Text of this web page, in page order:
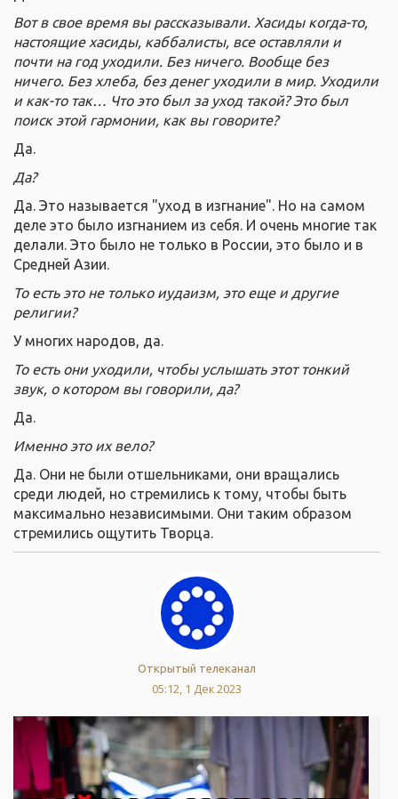
Вот в свое время вы рассказывали. Хасиды когда-то,
настоящие хасиды, каббалисты, все оставляли и
почти на год уходили. Без ничего. Вообще без
ничего. Без хлеба, без денег уходили в мир. Уходили
и как-то так… Что это был за уход такой? Это был
поиск этой гармонии, как вы говорите?
Да.
Да?
Да. Это называется "уход в изгнание". Но на самом
деле это было изгнанием из себя. И очень многие так
делали. Это было не только в России, это было и в
Средней Азии.
То есть это не только иудаизм, это еще и другие
религии?
У многих народов, да.
То есть они уходили, чтобы услышать этот тонкий
звук, о котором вы говорили, да?
Да.
Именно это их вело?
Да. Они не были отшельниками, они вращались
среди людей, но стремились к тому, чтобы быть
максимально независимыми. Они таким образом
стремились ощутить Творца.
Открытый телеканал
05:12, 1 Дек 2023